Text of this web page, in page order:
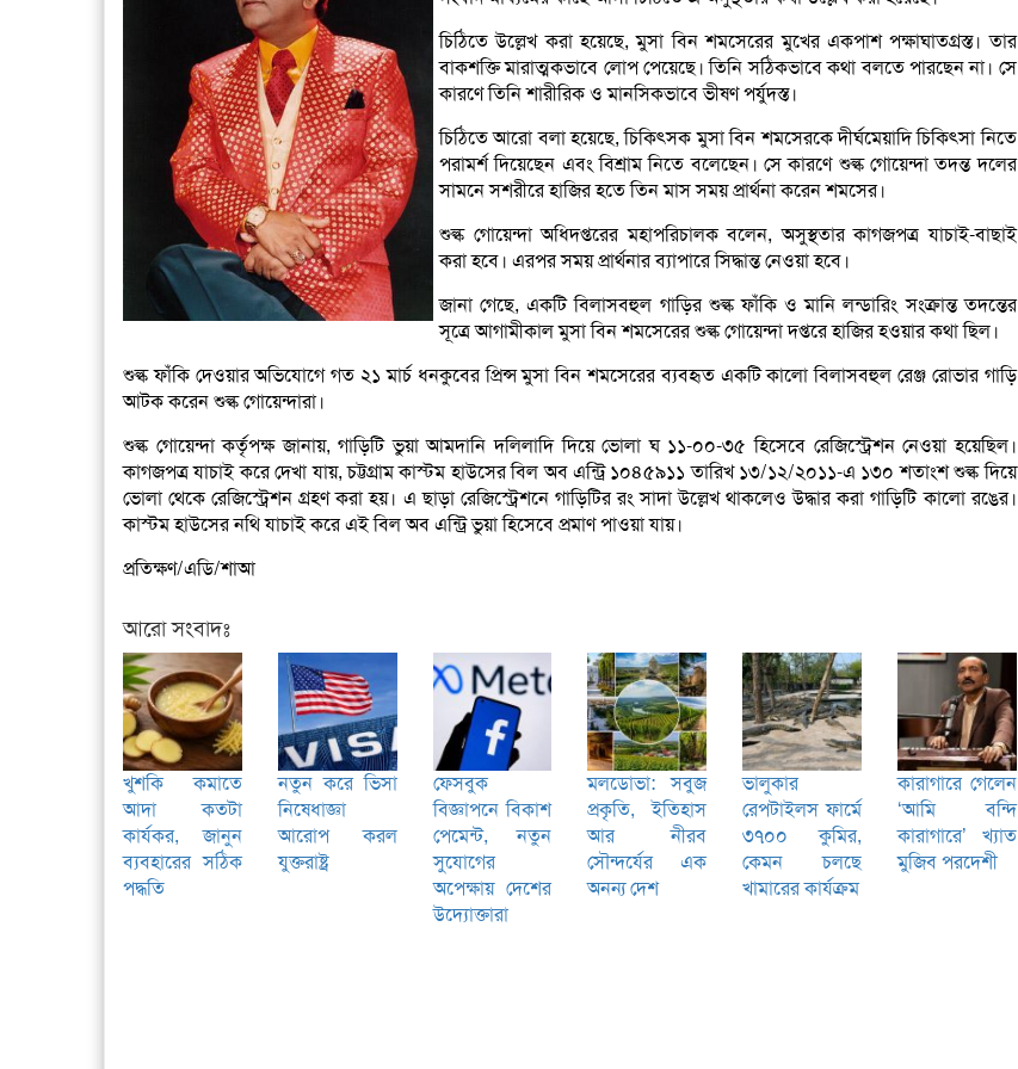
চিঠিতে উল্লেখ করা হয়েছে, মুসা বিন শমসেরের মুখের একপাশ পক্ষাঘাতগ্রস্ত। তার
বাকশক্তি মারাত্মকভাবে লোপ পেয়েছে। তিনি সঠিকভাবে কথা বলতে পারছেন না। সে
কারণে তিনি শারীরিক ও মানসিকভাবে ভীষণ পর্যুদস্ত।
চিঠিতে আরো বলা হয়েছে, চিকিৎসক মুসা বিন শমসেরকে দীর্ঘমেয়াদি চিকিৎসা নিতে
পরামর্শ দিয়েছেন এবং বিশ্রাম নিতে বলেছেন। সে কারণে শুল্ক গোয়েন্দা তদন্ত দলের
সামনে সশরীরে হাজির হতে তিন মাস সময় প্রার্থনা করেন শমসের।
শুল্ক গোয়েন্দা অধিদপ্তরের মহাপরিচালক বলেন, অসুস্থতার কাগজপত্র যাচাই-বাছাই
করা হবে। এরপর সময় প্রার্থনার ব্যাপারে সিদ্ধান্ত নেওয়া হবে।
জানা গেছে, একটি বিলাসবহুল গাড়ির শুল্ক ফাঁকি ও মানি লন্ডারিং সংক্রান্ত তদন্তের
সূত্রে আগামীকাল মুসা বিন শমসেরের শুল্ক গোয়েন্দা দপ্তরে হাজির হওয়ার কথা ছিল।
শুল্ক ফাঁকি দেওয়ার অভিযোগে গত ২১ মার্চ ধনকুবের প্রিন্স মুসা বিন শমসেরের ব্যবহৃত একটি কালো বিলাসবহুল রেঞ্জ রোভার গাড়ি
আটক করেন শুল্ক গোয়েন্দারা।
শুল্ক গোয়েন্দা কর্তৃপক্ষ জানায়, গাড়িটি ভুয়া আমদানি দলিলাদি দিয়ে ভোলা ঘ ১১-০০-৩৫ হিসেবে রেজিস্ট্রেশন নেওয়া হয়েছিল।
কাগজপত্র যাচাই করে দেখা যায়, চট্টগ্রাম কাস্টম হাউসের বিল অব এন্ট্রি ১০৪৫৯১১ তারিখ ১৩/১২/২০১১-এ ১৩০ শতাংশ শুল্ক দিয়ে
ভোলা থেকে রেজিস্ট্রেশন গ্রহণ করা হয়। এ ছাড়া রেজিস্ট্রেশনে গাড়িটির রং সাদা উল্লেখ থাকলেও উদ্ধার করা গাড়িটি কালো রঙের।
কাস্টম হাউসের নথি যাচাই করে এই বিল অব এন্ট্রি ভুয়া হিসেবে প্রমাণ পাওয়া যায়।
প্রতিক্ষণ/এডি/শাআ
আরো সংবাদঃ
খুশকি কমাতে
আদা কতটা
কার্যকর, জানুন
ব্যবহারের সঠিক
পদ্ধতি
নতুন করে ভিসা
নিষেধাজ্ঞা
আরোপ করল
যুক্তরাষ্ট্র
ফেসবুক
বিজ্ঞাপনে বিকাশ
পেমেন্ট, নতুন
সুযোগের
অপেক্ষায় দেশের
উদ্যোক্তারা
মলডোভা: সবুজ
প্রকৃতি, ইতিহাস
আর নীরব
সৌন্দর্যের এক
অনন্য দেশ
ভালুকার
রেপটাইলস ফার্মে
৩৭০০ কুমির,
কেমন চলছে
খামারের কার্যক্রম
কারাগারে গেলেন
‘আমি বন্দি
কারাগারে’ খ্যাত
মুজিব পরদেশী